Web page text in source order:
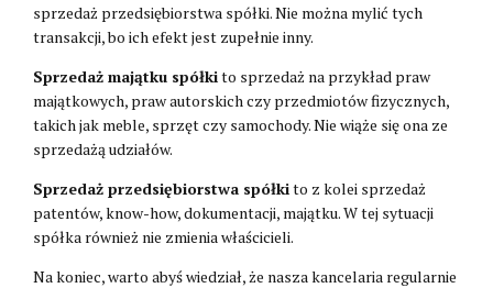
sprzedaż przedsiębiorstwa spółki. Nie można mylić tych
transakcji, bo ich efekt jest zupełnie inny.
Sprzedaż majątku spółkito sprzedaż na przykład praw
majątkowych, praw autorskich czy przedmiotów fizycznych,
takich jak meble, sprzęt czy samochody. Nie wiąże się ona ze
sprzedażą udziałów.
Sprzedaż przedsiębiorstwa spółkito z kolei sprzedaż
patentów, know-how, dokumentacji, majątku. W tej sytuacji
spółka również nie zmienia właścicieli.
Na koniec, warto abyś wiedział, że nasza kancelaria regularnie